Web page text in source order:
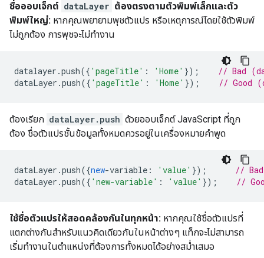
ชื่อออบเจ็กต์ dataLayer ต้องตรงตามตัวพิมพ์เล็กและตัว
พิมพ์ใหญ่: หากคุณพยายามพุชตัวแปร หรือเหตุการณ์โดยใช้ตัวพิมพ์
ไม่ถูกต้อง การพุชจะไม่ทำงาน
datalayer .push({ 'pageTitle' : 'Home' });
// Bad
dataLayer .push({ 'pageTitle' : 'Home' }); // Good
ต้องเรียก dataLayer.push ด้วยออบเจ็กต์ JavaScript ที่ถูก
ต้อง ชื่อตัวแปรชั้นข้อมูลทั้งหมดควรอยู่ในเครื่องหมายคำพูด
dataLayer .push({new-variable : 'value' });
//
dataLayer .push({ 'new-variable' : 'value' }); //
ใช้ชื่อตัวแปรให้สอดคล้องกันในทุกหน้า: หากคุณใช้ชื่อตัวแปรที่
แตกต่างกันสำหรับแนวคิดเดียวกันในหน้าต่างๆ แท็กจะไม่สามารถ
เริ่มทำงานในตำแหน่งที่ต้องการทั้งหมดได้อย่างสม่ำเสมอ